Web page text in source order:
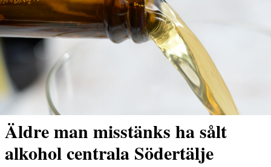
Äldre man misstänks ha sålt
alkohol centrala Södertälje